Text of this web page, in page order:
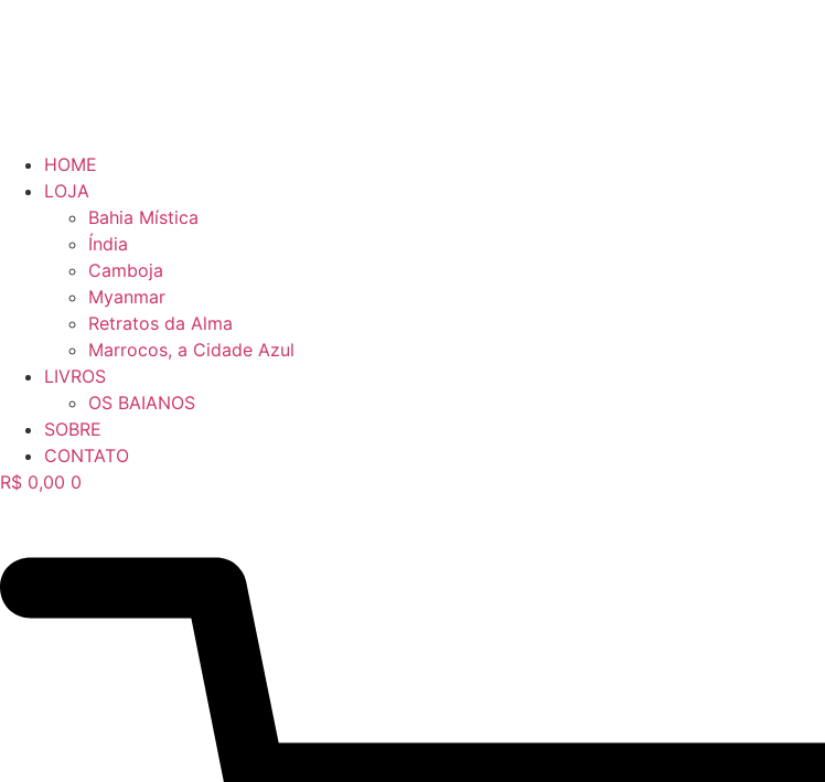
HOME
LOJA
Bahia Mística
Índia
Camboja
Myanmar
Retratos da Alma
Marrocos, a Cidade Azul
LIVROS
OS BAIANOS
SOBRE
CONTATO
R$ 0,00 0